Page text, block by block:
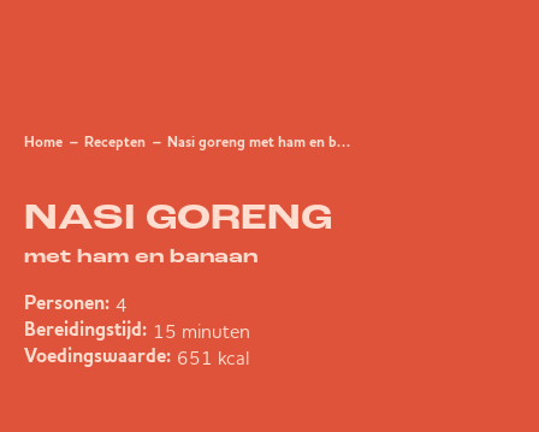
Home Recepten Nasi goreng met ham en banaan
NASI GORENG
met ham en banaan
Personen: 4
Bereidingstijd: 15 minuten
Voedingswaarde: 651 kcal